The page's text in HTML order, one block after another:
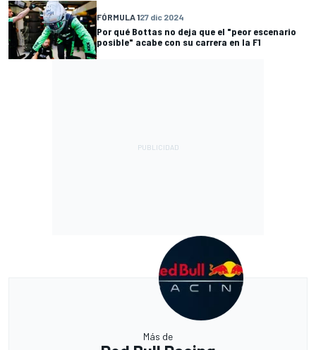
FÓRMULA 127 dic 2024
Por qué Bottas no deja que el "peor escenario
posible" acabe con su carrera en la F1
Más de